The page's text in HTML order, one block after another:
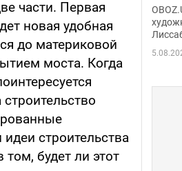
части. Первая
новая удобная
до материковой
моста. Когда
строительства
будет ли этот
сына